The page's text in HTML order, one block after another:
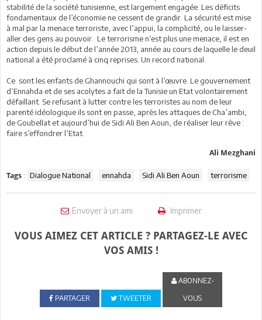
stabilité de la société tunisienne, est largement engagée. Les déficits
fondamentaux de l’économie ne cessent de grandir. La sécurité est mise
à mal par la menace terroriste, avec l’appui, la complicité, ou le laisser-
aller des gens au pouvoir. Le terrorisme n’est plus une menace, il est en
action depuis le début de l’année 2013, année au cours de laquelle le deuil
national a été proclamé à cinq reprises. Un record national.
Ce sont les enfants de Ghannouchi qui sont à l’œuvre. Le gouvernement
d’Ennahda et de ses acolytes a fait de la Tunisie un Etat volontairement
défaillant. Se refusant à lutter contre les terroristes au nom de leur
parenté idéologique ils sont en passe, après les attaques de Cha’ambi,
de Goubellat et aujourd’hui de Sidi Ali Ben Aoun, de réaliser leur rêve :
faire s’effondrer l’Etat.
Ali Mezghani
Tags : Dialogue National ennahda Sidi Ali Ben Aoun terrorisme
Envoyer à un ami Imprimer
VOUS AIMEZ CET ARTICLE ? PARTAGEZ-LE AVEC
VOS AMIS !
PARTAGER TWEETER
ABONNEZ-
VOUS